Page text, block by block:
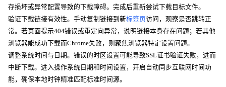
存损坏或异常配置导致的下载障碍。完成后重新尝试下载目标文件。
验证下载链接有效性。手动复制链接到新标签页访问，观察是否跳转正
常。若页面提示404错误或重定向异常，说明链接本身存在问题；若其他
浏览器能成功下载而Chrome失败，则聚焦浏览器特定设置问题。
调整系统时间与日期。错误的时区设置可能导致SSL证书验证失败，进而
中断下载。进入操作系统日期和时间设置，开启自动同步互联网时间功
能，确保本地时钟精准匹配标准时间源。